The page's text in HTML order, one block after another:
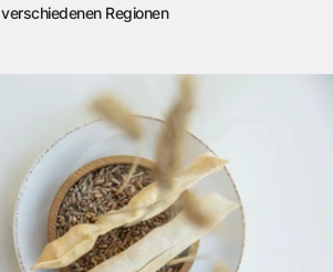
verschiedenen Regionen